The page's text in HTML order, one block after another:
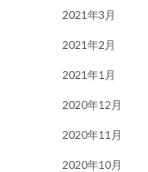
2021年3月
2021年2月
2021年1月
2020年12月
2020年11月
2020年10月